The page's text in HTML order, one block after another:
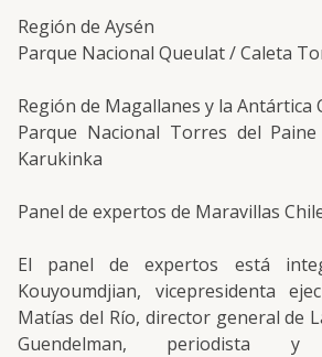
Región de Aysén
Parque Nacional Queulat / Caleta
Región de Magallanes y la Antártica
Parque Nacional Torres del
Karukinka
Panel de expertos de Maravillas
El panel de expertos está
Kouyoumdjian, vicepresidenta
Matías del Río, director general de
Guendelman, periodista